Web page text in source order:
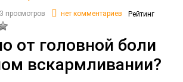
3 просмотров нет комментариев
Рейтинг
от головной боли
вскармливании?